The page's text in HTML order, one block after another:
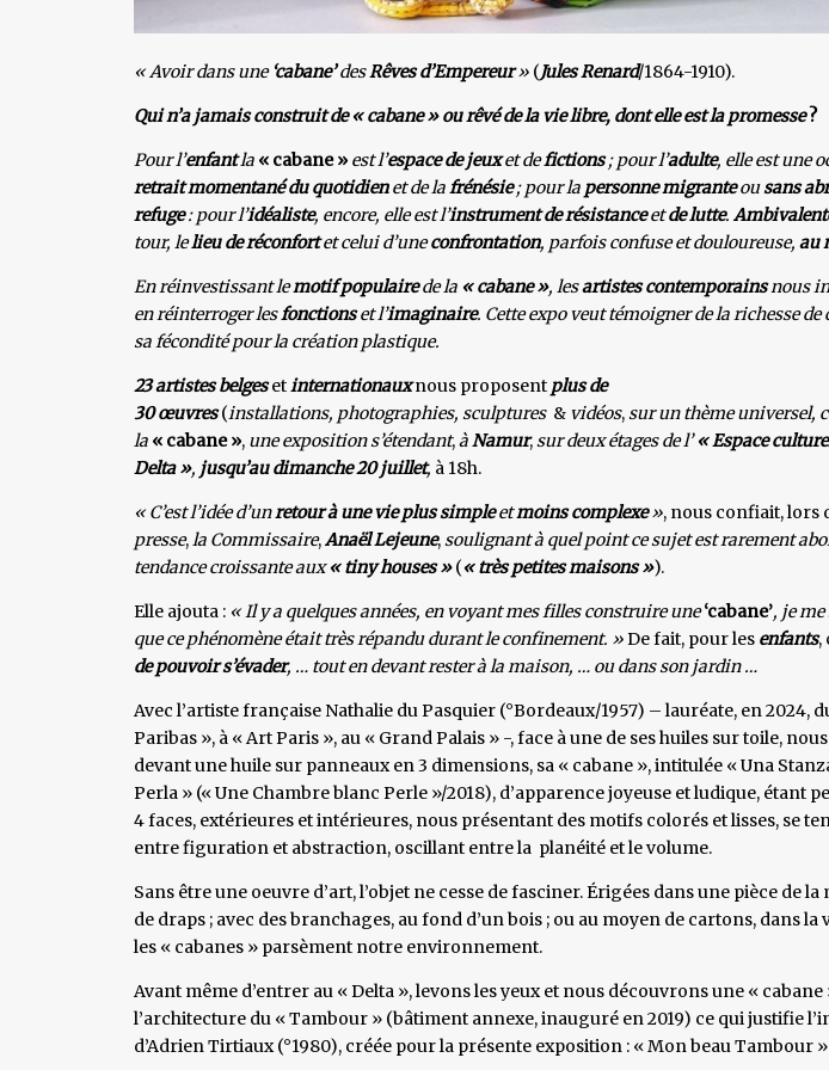
« Avoir dans une‘cabane’desRêves d’Empereur» (Jules Renard/1864-1910).
Qui n’a jamais construit de « cabane » ou rêvé de la vie libre, dont elle est la promesse?
Pour l’enfantla « cabane » est l’espace de jeuxet defictions; pour l’adulte, elle est une
retrait momentané du quotidienet de lafrénésie; pour la personne migranteousans
refuge: pour l’idéaliste, encore, elle est l’instrument de résistanceetde lutte.
tour, lelieu de réconfortet celui d’uneconfrontation, parfois confuse et douloureuse, au
En réinvestissant lemotif populairede la « cabane », lesartistes contemporainsnous
en réinterroger lesfonctionset l’imaginaire. Cette expo veut témoigner de la richesse de
sa fécondité pour la création plastique.
23 artistes belgesetinternationauxnous proposent plus de
30 œuvres(installations, photographies, sculptures& vidéos,sur un thème universel,
la « cabane », une exposition s’étendant,àNamur,sur deux étages de l’« Espace
Delta », jusqu’au dimanche 20 juillet, à 18h.
« C’est l’idée d’unretour à une vie plus simpleetmoins complexe», nous confiait, lors
presse,la Commissaire,Anaël Lejeune,soulignant à quel point ce sujet est rarement
tendance croissanteaux« tiny houses »(« très petites maisons »).
Elle ajouta : « Il y a quelques années, en voyant mes filles construire une‘cabane’, je
que ce phénomène était très répandu durant le confinement. »De fait, pour les enfants,
de pouvoirs’évader, … tout en devant rester à la maison, … ou dans son jardin …
Avec l’artiste française Nathalie du Pasquier (°Bordeaux/1957) – lauréate, en 2024,
Paribas », à « Art Paris », au « Grand Palais » -, face à une de ses huiles sur toile,
devant une huile sur panneaux en 3 dimensions, sa « cabane », intitulée « Una
Perla » (« Une Chambre blanc Perle »/2018), d’apparence joyeuse et ludique, étant
4 faces, extérieures et intérieures, nous présentant des motifs colorés et lisses, se
entre figuration et abstraction, oscillant entre la planéité et le volume.
Sans être une oeuvre d’art, l’objet ne cesse de fasciner. Érigées dans une pièce de la
de draps ; avec des branchages, au fond d’un bois ; ou au moyen de cartons, dans la
les « cabanes » parsèment notre environnement.
Avant même d’entrer au « Delta », levons les yeux et nous découvrons une « cabane
l’architecture du « Tambour » (bâtiment annexe, inauguré en 2019) ce qui justifie
d’Adrien Tirtiaux (°1980), créée pour la présente exposition : « Mon beau Tambour »